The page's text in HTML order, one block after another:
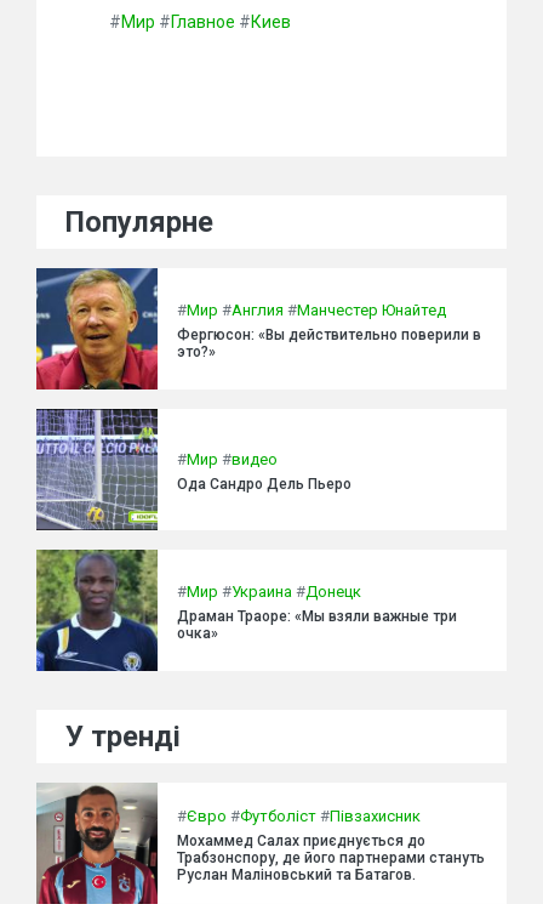
#Мир #Главное #Киев
Популярне
#Мир #Англия #Манчестер Юнайтед
Фергюсон: «Вы действительно поверили в
это?»
#Мир #видео
Ода Сандро Дель Пьеро
#Мир #Украина #Донецк
Драман Траоре: «Мы взяли важные три
очка»
У тренді
#Євро #Футболіст #Півзахисник
Мохаммед Салах приєднується до
Трабзонспору, де його партнерами стануть
Руслан Маліновський та Батагов.